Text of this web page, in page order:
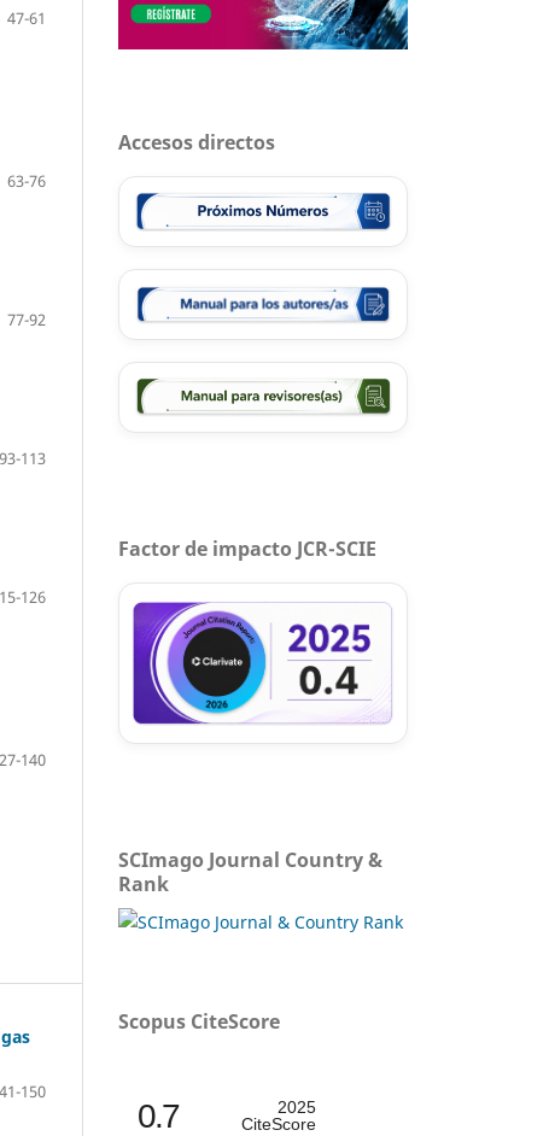
47-61
63-76
77-92
93-113
126
140
150
Accesos directos
Factor de impacto JCR-SCIE
SCImago Journal Country &
Rank
Scopus CiteScore
0.7
2025
CiteScore